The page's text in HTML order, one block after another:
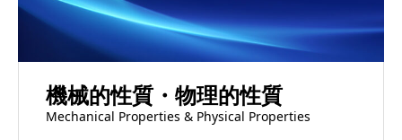
機械的性質・物理的性質
Mechanical Properties & Physical Properties